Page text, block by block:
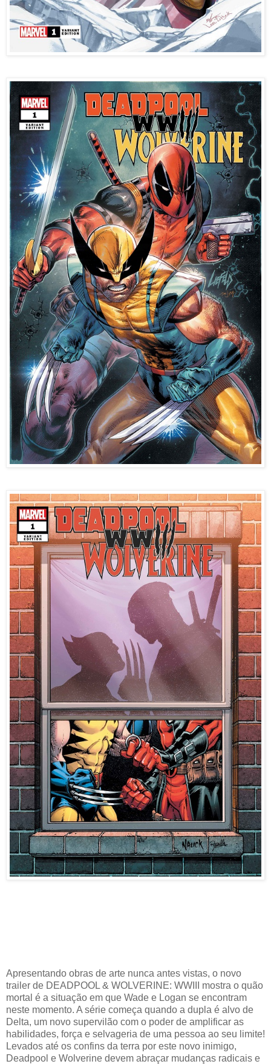
Apresentando obras de arte nunca antes vistas, o novo
trailer de DEADPOOL & WOLVERINE: WWIII mostra o quão
mortal é a situação em que Wade e Logan se encontram
neste momento. A série começa quando a dupla é alvo de
Delta, um novo supervilão com o poder de amplificar as
habilidades, força e selvageria de uma pessoa ao seu limite!
Levados até os confins da terra por este novo inimigo,
Deadpool e Wolverine devem abraçar mudanças radicais e